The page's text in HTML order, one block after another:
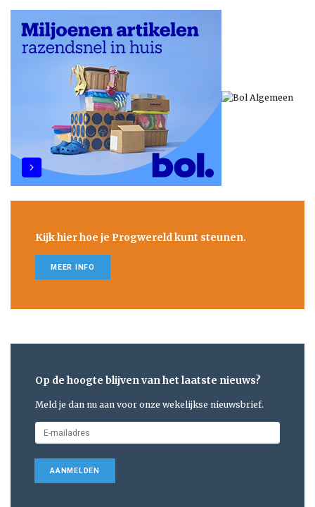
Kijk hier hoe je Progwereld kunt steunen.
MEER INFO
Op de hoogte blijven van het laatste nieuws?
Meld je dan nu aan voor onze wekelijkse nieuwsbrief.
AANMELDEN